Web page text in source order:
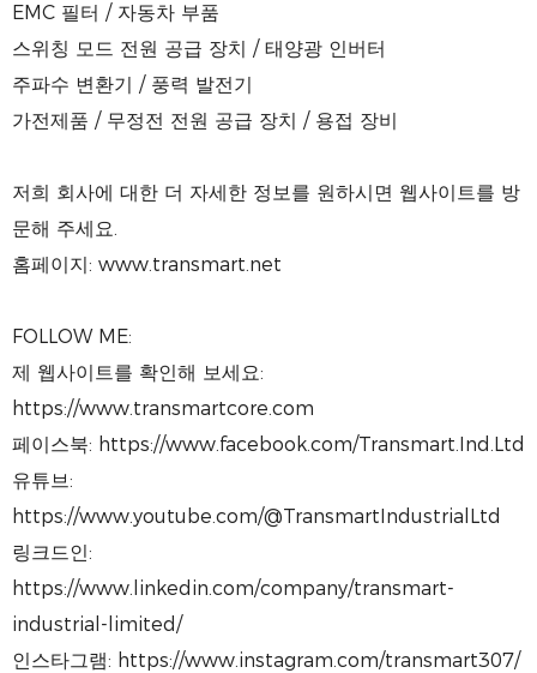
EMC 필터 / 자동차 부품
스위칭 모드 전원 공급 장치 / 태양광 인버터
주파수 변환기 / 풍력 발전기
가전제품 / 무정전 전원 공급 장치 / 용접 장비
저희 회사에 대한 더 자세한 정보를 원하시면 웹사이트를 방
문해 주세요.
홈페이지: www.transmart.net
FOLLOW ME:
제 웹사이트를 확인해 보세요:
https://www.transmartcore.com
페이스북: https://www.facebook.com/Transmart.Ind.Ltd
유튜브:
https://www.youtube.com/@TransmartIndustrialLtd
링크드인:
https://www.linkedin.com/company/transmart-
industrial-limited/
인스타그램: https://www.instagram.com/transmart307/